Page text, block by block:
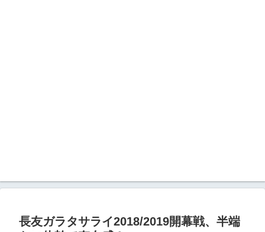
長友ガラタサライ2018/2019開幕戦、半端